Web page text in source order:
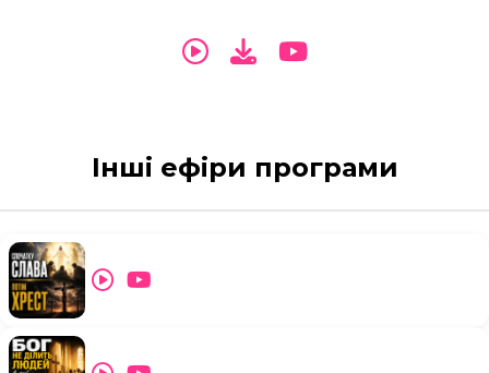
Інші ефіри програми